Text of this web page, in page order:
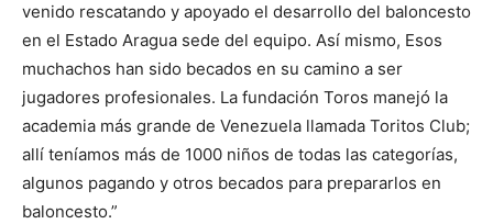
venido rescatando y apoyado el desarrollo del baloncesto
en el Estado Aragua sede del equipo. Así mismo, Esos
muchachos han sido becados en su camino a ser
jugadores profesionales. La fundación Toros manejó la
academia más grande de Venezuela llamada Toritos Club;
allí teníamos más de 1000 niños de todas las categorías,
algunos pagando y otros becados para prepararlos en
baloncesto.”